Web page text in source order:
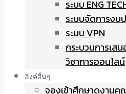
ระบบ ENG
ระบบจัดการงบ
ระบบ VPN
กระบวนการเส
วิชาการออนไลน์
ลิงค์อื่นๆ
จองเข้าศึกษาดูงานค